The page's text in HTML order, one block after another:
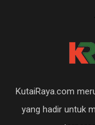
KutaiRaya.com